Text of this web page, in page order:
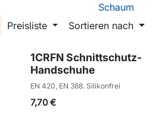
Schaum
Preisliste
Sortieren nach
1CRFN Schnittschutz-
Handschuhe
EN 420, EN 388. Silikonfrei
7,70€